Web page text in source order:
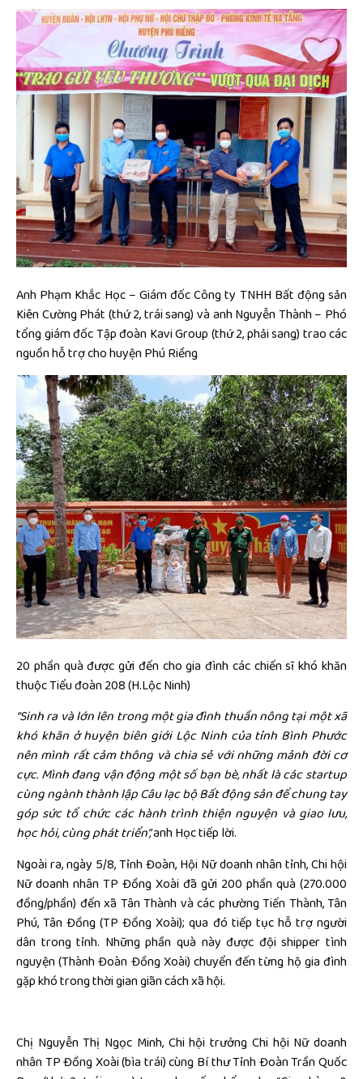
Anh Phạm Khắc Học – Giám đốc Công ty TNHH Bất động sản
Kiên Cường Phát (thứ 2, trái sang) và anh Nguyễn Thành – Phó
tổng giám đốc Tập đoàn Kavi Group (thứ 2, phải sang) trao các
nguồn hỗ trợ cho huyện Phú Riềng
20 phần quà được gửi đến cho gia đình các chiến sĩ khó khăn
thuộc Tiểu đoàn 208 (H.Lộc Ninh)
“Sinh ra và lớn lên trong một gia đình thuần nông tại một xã
khó khăn ở huyện biên giới Lộc Ninh của tỉnh Bình Phước
nên mình rất cảm thông và chia sẻ với những mảnh đời cơ
cực. Mình đang vận động một số bạn bè, nhất là các startup
cùng ngành thành lập Câu lạc bộ Bất động sản để chung tay
góp sức tổ chức các hành trình thiện nguyện và giao lưu,
học hỏi, cùng phát triển”,anh Học tiếp lời.
Ngoài ra, ngày 5/8, Tỉnh Đoàn, Hội Nữ doanh nhân tỉnh, Chi hội
Nữ doanh nhân TP Đồng Xoài đã gửi 200 phần quà (270.000
đồng/phần) đến xã Tân Thành và các phường Tiến Thành, Tân
Phú, Tân Đồng (TP Đồng Xoài); qua đó tiếp tục hỗ trợ người
dân trong tỉnh. Những phần quà này được đội shipper tình
nguyện (Thành Đoàn Đồng Xoài) chuyển đến từng hộ gia đình
gặp khó trong thời gian giãn cách xã hội.
Chị Nguyễn Thị Ngọc Minh, Chi hội trưởng Chi hội Nữ doanh
nhân TP Đồng Xoài (bìa trái) cùng Bí thư Tỉnh Đoàn Trần Quốc